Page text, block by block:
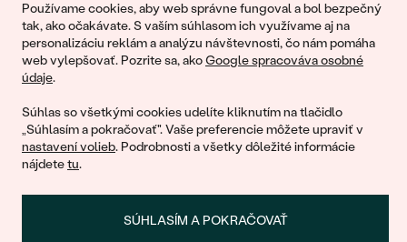
Používame cookies, aby web správne fungoval a bol bezpečný
tak, ako očakávate. S vaším súhlasom ich využívame aj na
personalizáciu reklám a analýzu návštevnosti, čo nám pomáha
web vylepšovať. Pozrite sa, akoGoogle spracováva osobné
údaje.
Súhlas so všetkými cookies udelíte kliknutím na tlačidlo
„Súhlasím a pokračovať". Vaše preferencie môžete upraviť v
nastavení volieb. Podrobnosti a všetky dôležité informácie
nájdetetu.
SÚHLASÍM A POKRAČOVAŤ
© 2011 - 2026, Eppi.sk